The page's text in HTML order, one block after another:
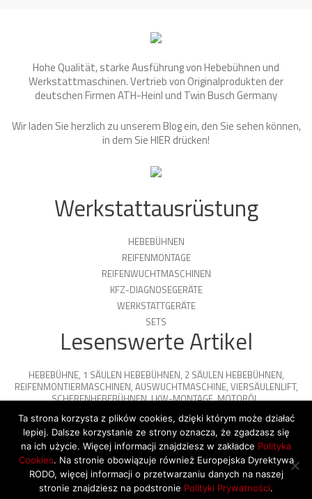
Hohe Qualität, starke Ausführung von Hebebühnen und
Werkstattmaschinen. Vertrieb von Originalprodukten der
deutschen Firmen ATH-Heinl und Twin Busch Germany
Wir laden Sie herzlich zu unserem Blog ein, den Sie sehen können,
in dem SieHIER drücken!
Werkstattausrüstung
HEBEBÜHNEN
REIFENMONTAGE
REIFENWUCHTMASCHINEN
KFZ-DIAGNOSEGERÄTE
WERKSTATTGERÄTE
SETS
Lesenswerte Artikel
HEBEBÜHNE, 1 SÄULEN HEBEBÜHNEN, 2 SÄULEN HEBEBÜHNEN,
REIFENMONTIERMASCHINEN, AUSWUCHTMASCHINE, VIERSÄULENLIFT,
SCHERENHEBEBÜHNEN,LKW-MONTAGE,MOTORÖL,
PARKPLATTFORMEN
© 2026 Copyright by SiegStar. All rights
reserved
Regulamin Shipping
Ta strona korzysta z plików cookies, dzięki którym może działać
lepiej. Dalsze korzystanie ze strony oznacza, że zgadzasz się
na ich użycie. Więcej informacji znajdziesz w zakładce Polityka
Cookies. Na stronie obowiązuje również Europejska Dyrektywa
RODO, więcej informacji o przetwarzaniu danych na naszej
stronie znajdziesz na podstronie Polityki Prywatności.